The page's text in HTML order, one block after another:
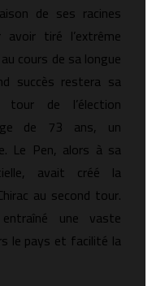
de ses racines
tiré l’extrême
cours de sa longue
succès restera sa
de l’élection
de 73 ans, un
Le Pen, alors à sa
avait créé la
au second tour.
une vaste
le pays et facilité la